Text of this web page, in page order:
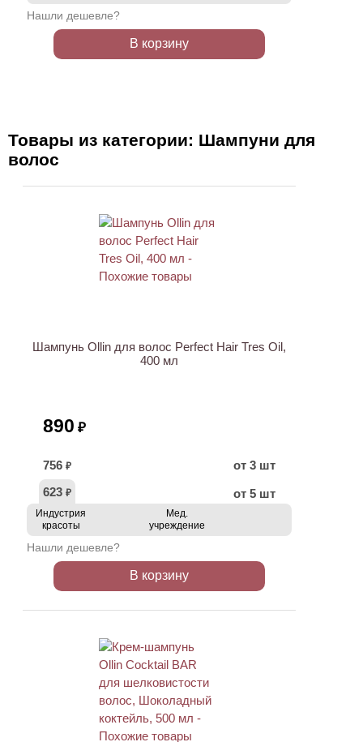
Нашли дешевле?
В корзину
Товары из категории: Шампуни для
волос
Шампунь Ollin для волос Perfect Hair Tres Oil,
400 мл
890 ₽
756 ₽
от 3 шт
623 ₽ от 5 шт
Индустрия
красоты
Мед.
учреждение
Нашли дешевле?
В корзину